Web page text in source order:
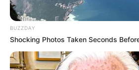
BUZZDAY
Shocking Photos Taken Seconds